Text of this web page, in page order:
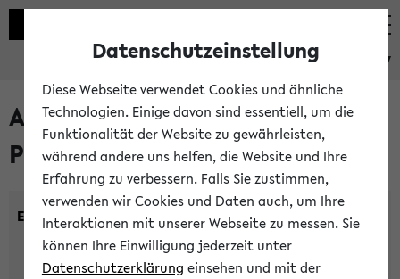
eKVV
Alle noch stattfindenden
Prüfungen
Einrichtung:
Datenschutzeinstellung
Diese Webseite verwendet Cookies und ähnliche
Technologien. Einige davon sind essentiell, um die
Funktionalität der Website zu gewährleisten,
während andere uns helfen, die Website und Ihre
Erfahrung zu verbessern. Falls Sie zustimmen,
verwenden wir Cookies und Daten auch, um Ihre
Interaktionen mit unserer Webseite zu messen. Sie
können Ihre Einwilligung jederzeit unter
Datenschutzerklärung einsehen und mit der